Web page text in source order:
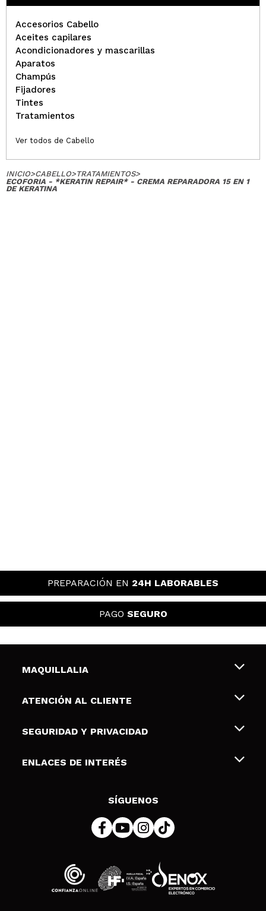
Accesorios Cabello
Aceites capilares
Acondicionadores y mascarillas
Aparatos
Champús
Fijadores
Tintes
Tratamientos
Ver todos de Cabello
INICIO>CABELLO>TRATAMIENTOS>
ECOFORIA - *KERATIN REPAIR* - CREMA REPARADORA 15 EN 1
DE KERATINA
PREPARACIÓN EN 24H LABORABLES
PAGO SEGURO
MAQUILLALIA
Sobre nosotros
Tarjetas de Regalo
ATENCIÓN AL CLIENTE
Envíos y devoluciones
Formas de pago
SEGURIDAD Y PRIVACIDAD
Terminos y condiciones de uso
Política de cookies
ENLACES DE INTERÉS
SÍGUENOS